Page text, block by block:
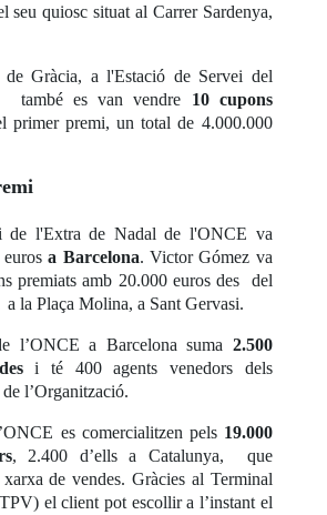
seu quiosc situat al Carrer Sardenya,
Gràcia, a l'Estació de Servei del
també es van vendre 10 cupons
primer premi, un total de 4.000.000
de l'Extra de Nadal de l'ONCE va
eurosa Barcelona. Victor Gómez va
premiats amb 20.000 euros des del
a la Plaça Molina, a Sant Gervasi.
l’ONCE a Barcelona suma 2.500
i té 400 agents venedors dels
l’Organització.
es comercialitzen pels 19.000
, 2.400 d’ells a Catalunya, que
de vendes. Gràcies al Terminal
el client pot escollir a l’instant el